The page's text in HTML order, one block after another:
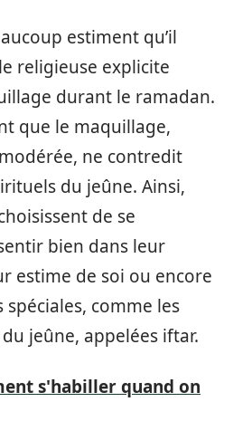
estiment qu’il
religieuse explicite
durant le ramadan.
que le maquillage,
ne contredit
du jeûne. Ainsi,
de se
bien dans leur
estime de soi ou encore
comme les
jeûne, appelées iftar.
s'habiller quand on